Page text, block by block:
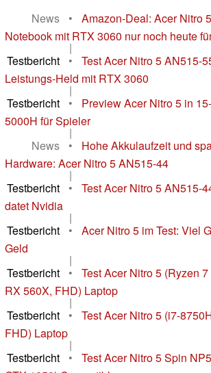
News
•
Amazon-Deal: Acer Nitro
Notebook mit RTX 3060 nur noch heute
|
Testbericht
•
Test Acer Nitro 5 AN515-
Leistungs-Held mit RTX 3060
|
Testbericht
•
Preview Acer Nitro 5 in
5000H für Spieler
|
News
•
Hohe Akkulaufzeit und
Hardware: Acer Nitro 5 AN515-44
|
Testbericht
•
Test Acer Nitro 5 AN515-
datet Nvidia
|
Testbericht
•
Acer Nitro 5 im Test: Viel
Geld
|
Testbericht
•
Test Acer Nitro 5 (Ryzen
RX 560X, FHD) Laptop
|
Testbericht
•
Test Acer Nitro 5 (i7-
FHD) Laptop
|
Testbericht
•
Test Acer Nitro 5 Spin